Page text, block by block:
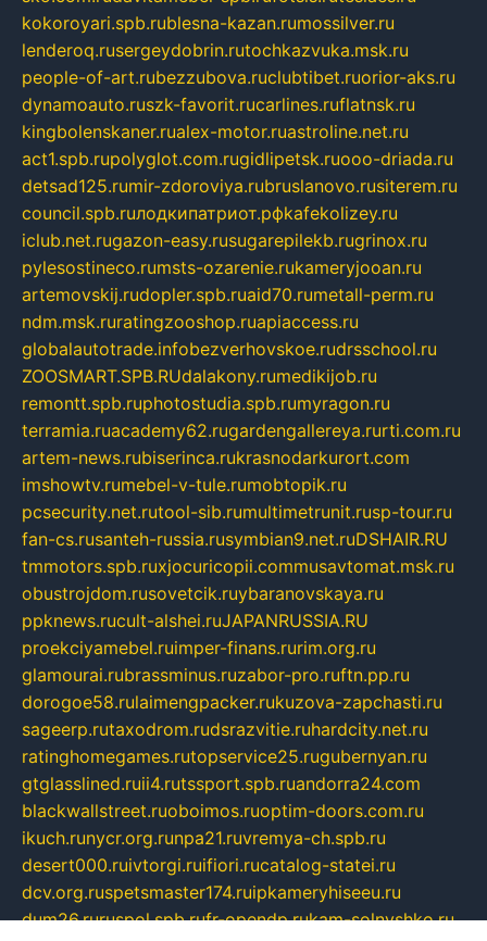
kokoroyari.spb.rublesna-kazan.rumossilver.ru
lenderoq.rusergeydobrin.rutochkazvuka.msk.ru
people-of-art.rubezzubova.ruclubtibet.ruorior-aks.ru
dynamoauto.ruszk-favorit.rucarlines.ruflatnsk.ru
kingbolenskaner.rualex-motor.ruastroline.net.ru
act1.spb.rupolyglot.com.rugidlipetsk.ruooo-driada.ru
detsad125.rumir-zdoroviya.rubruslanovo.rusiterem.ru
council.spb.ruлодкипатриот.рфkafekolizey.ru
iclub.net.rugazon-easy.rusugarepilekb.rugrinox.ru
pylesostineco.rumsts-ozarenie.rukameryjooan.ru
artemovskij.rudopler.spb.ruaid70.rumetall-perm.ru
ndm.msk.ruratingzooshop.ruapiaccess.ru
globalautotrade.infobezverhovskoe.rudrsschool.ru
ZOOSMART.SPB.RUdalakony.rumedikijob.ru
remontt.spb.ruphotostudia.spb.rumyragon.ru
terramia.ruacademy62.rugardengallereya.rurti.com.ru
artem-news.rubiserinca.rukrasnodarkurort.com
imshowtv.rumebel-v-tule.rumobtopik.ru
pcsecurity.net.rutool-sib.rumultimetrunit.rusp-tour.ru
fan-cs.rusanteh-russia.rusymbian9.net.ruDSHAIR.RU
tmmotors.spb.ruxjocuricopii.commusavtomat.msk.ru
obustrojdom.rusovetcik.ruybaranovskaya.ru
ppknews.rucult-alshei.ruJAPANRUSSIA.RU
proekciyamebel.ruimper-finans.rurim.org.ru
glamourai.rubrassminus.ruzabor-pro.ruftn.pp.ru
dorogoe58.rulaimengpacker.rukuzova-zapchasti.ru
sageerp.rutaxodrom.rudsrazvitie.ruhardcity.net.ru
ratinghomegames.rutopservice25.rugubernyan.ru
gtglasslined.ruii4.rutssport.spb.ruandorra24.com
blackwallstreet.ruoboimos.ruoptim-doors.com.ru
ikuch.runycr.org.runpa21.ruvremya-ch.spb.ru
desert000.ruivtorgi.ruifiori.rucatalog-statei.ru
dcv.org.ruspetsmaster174.ruipkameryhiseeu.ru
dum26.ruruspol.spb.rufr-opendp.rukam-solnyshko.ru